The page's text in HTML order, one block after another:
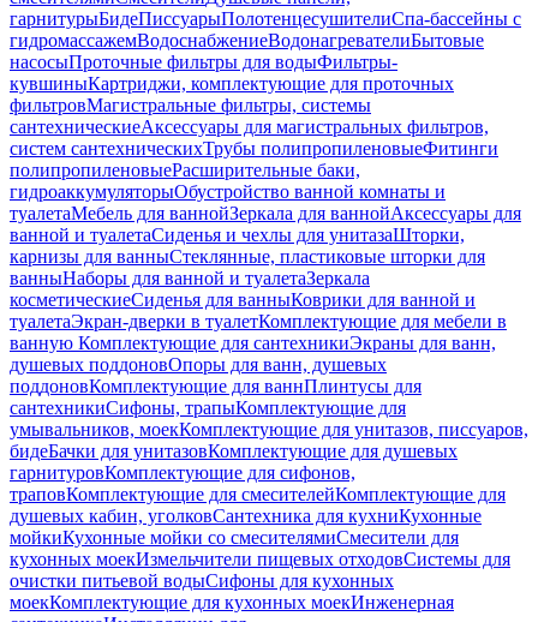
гарнитурыБидеПиссуарыПолотенцесушителиСпа-бассейны с
гидромассажемВодоснабжениеВодонагревателиБытовые
насосыПроточные фильтры для водыФильтры-
кувшиныКартриджи, комплектующие для проточных
фильтровМагистральные фильтры, системы
сантехническиеАксессуары для магистральных фильтров,
систем сантехническихТрубы полипропиленовыеФитинги
полипропиленовыеРасширительные баки,
гидроаккумуляторыОбустройство ванной комнаты и
туалетаМебель для ваннойЗеркала для ваннойАксессуары для
ванной и туалетаСиденья и чехлы для унитазаШторки,
карнизы для ванныСтеклянные, пластиковые шторки для
ванныНаборы для ванной и туалетаЗеркала
косметическиеСиденья для ванныКоврики для ванной и
туалетаЭкран-дверки в туалетКомплектующие для мебели в
ванную Комплектующие для сантехникиЭкраны для ванн,
душевых поддоновОпоры для ванн, душевых
поддоновКомплектующие для ваннПлинтусы для
сантехникиСифоны, трапыКомплектующие для
умывальников, моекКомплектующие для унитазов, писсуаров,
бидеБачки для унитазовКомплектующие для душевых
гарнитуровКомплектующие для сифонов,
траповКомплектующие для смесителейКомплектующие для
душевых кабин, уголковСантехника для кухниКухонные
мойкиКухонные мойки со смесителямиСмесители для
кухонных моекИзмельчители пищевых отходовСистемы для
очистки питьевой водыСифоны для кухонных
моекКомплектующие для кухонных моекИнженерная